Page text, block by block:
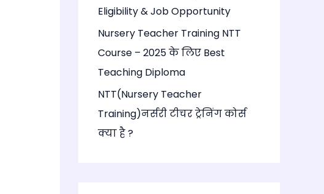
Eligibility & Job Opportunity
Nursery Teacher Training NTT
Course – 2025 के लिए Best
Teaching Diploma
NTT(Nursery Teacher
Training)नर्सरी टीचर ट्रेनिंग कोर्स
क्या है ?